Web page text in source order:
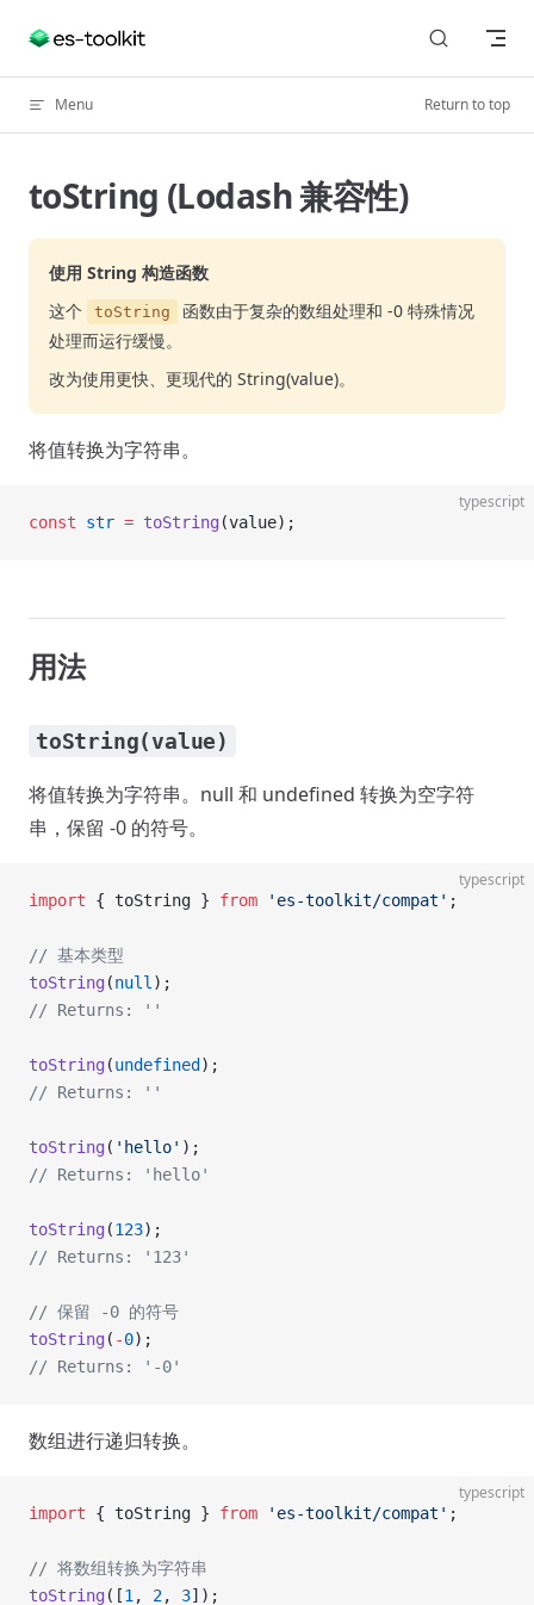
Skip to content
Menu Return to top
toString (Lodash 兼容性)
使用 String 构造函数
这个
toString
函数由于复杂的数组处理和 -0 特殊情况
处理而运行缓慢。
改为使用更快、更现代的 String(value)。
将值转换为字符串。
typescript
const str = toString (value);
用法
toString(value)
将值转换为字符串。null 和 undefined 转换为空字符
串，保留 -0 的符号。
typescript
import { toString } from 'es-toolkit/compat' ;
// 基本类型
toString (null );
// Returns: ''
toString (undefined );
// Returns: ''
toString ( 'hello' );
// Returns: 'hello'
toString (123);
// Returns: '123'
// 保留 -0 的符号
toString ( -0);
// Returns: '-0'
数组进行递归转换。
typescript
import { toString } from 'es-toolkit/compat' ;
// 将数组转换为字符串
toString ([1 , 2, 3]);